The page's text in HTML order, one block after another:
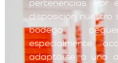
pertenencias. Por
disposición nuestro
bodega
especialmente
adaptarse a una